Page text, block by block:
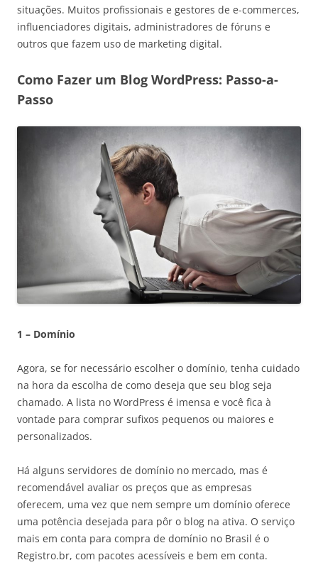
situações. Muitos profissionais e gestores de e-commerces,
influenciadores digitais, administradores de fóruns e
outros que fazem uso de marketing digital.
Como Fazer um Blog WordPress: Passo-a-
Passo
1 – Domínio
Agora, se for necessário escolher o domínio, tenha cuidado
na hora da escolha de como deseja que seu blog seja
chamado. A lista no WordPress é imensa e você fica à
vontade para comprar sufixos pequenos ou maiores e
personalizados.
Há alguns servidores de domínio no mercado, mas é
recomendável avaliar os preços que as empresas
oferecem, uma vez que nem sempre um domínio oferece
uma potência desejada para pôr o blog na ativa. O serviço
mais em conta para compra de domínio no Brasil é o
Registro.br, com pacotes acessíveis e bem em conta.